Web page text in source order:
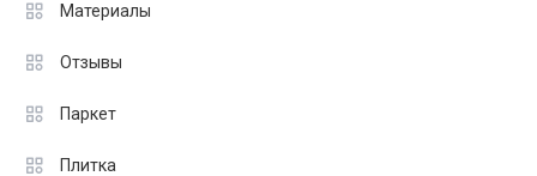
Материалы
Отзывы
Паркет
Плитка